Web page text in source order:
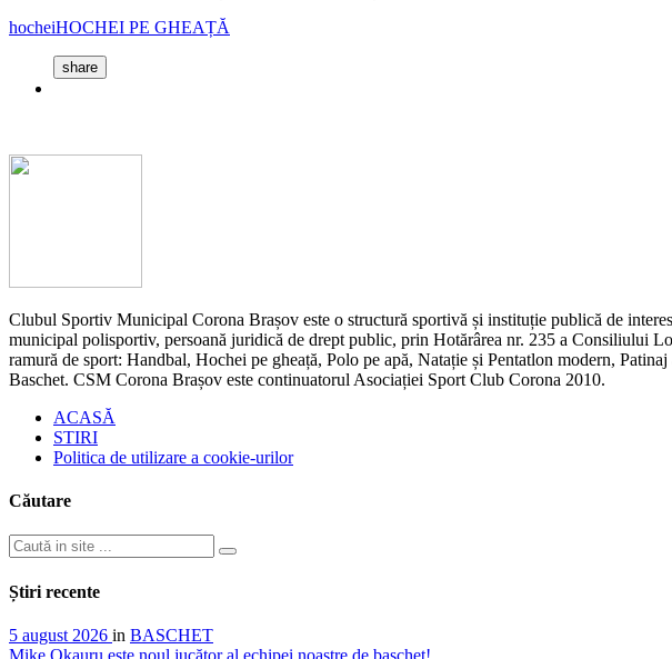
hocheiHOCHEI PE GHEAȚĂ
share
Clubul Sportiv Municipal Corona Brașov este o structură sportivă și instituție publică de
municipal polisportiv, persoană juridică de drept public, prin Hotărârea nr. 235 a Consiliului
ramură de sport: Handbal, Hochei pe gheață, Polo pe apă, Natație și Pentatlon modern,
Baschet. CSM Corona Brașov este continuatorul Asociației Sport Club Corona 2010.
ACASĂ
STIRI
Politica de utilizare a cookie-urilor
Căutare
Știri recente
5 august 2026 in BASCHET
Mike Okauru este noul jucător al echipei noastre de baschet!